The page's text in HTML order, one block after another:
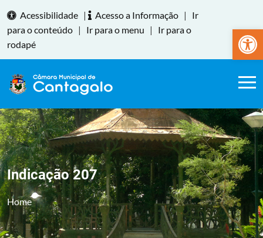
Abrir
Acessibilidade | Acesso a Informação |
Ir
para o conteúdo | Ir para o menu |
Ir para o
rodapé
Indicação 207
Home